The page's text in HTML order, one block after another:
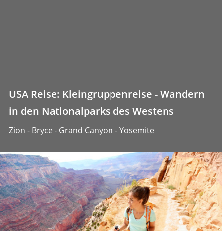
USA Reise: Kleingruppenreise - Wandern
in den Nationalparks des Westens
Zion - Bryce - Grand Canyon - Yosemite